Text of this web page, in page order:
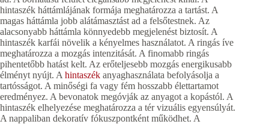
hintaszék háttámlájának formája meghatározza a tartást. A
magas háttámla jobb alátámasztást ad a felsőtestnek. Az
alacsonyabb háttámla könnyedebb megjelenést biztosít. A
hintaszék karfái növelik a kényelmes használatot. A ringás íve
meghatározza a mozgás intenzitását. A finomabb ringás
pihentetőbb hatást kelt. Az erőteljesebb mozgás energikusabb
élményt nyújt. A hintaszék anyaghasználata befolyásolja a
tartósságot. A minőségi fa vagy fém hosszabb élettartamot
eredményez. A bevonatok megóvják az anyagot a kopástól. A
hintaszék elhelyezése meghatározza a tér vizuális egyensúlyát.
A nappaliban dekoratív fókuszpontként működhet. A